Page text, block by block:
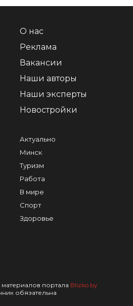
О нас
Реклама
Вакансии
Наши авторы
Наши эксперты
Новостройки
Актуально
Минск
Туризм
Работа
В мире
Спорт
Здоровье
портала Blizko.by
обязательна